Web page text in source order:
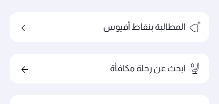
المطالبة بنقاط أفيوس
ابحث عن رحلة مكافأة